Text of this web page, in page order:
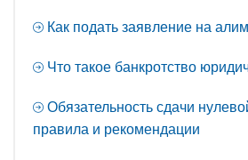
Как подать заявление на
Что такое банкротство
Обязательность сдачи
правила и рекомендации